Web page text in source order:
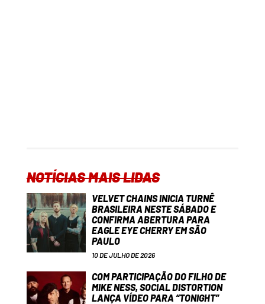
NOTÍCIAS MAIS LIDAS
VELVET CHAINS INICIA TURNÊ
BRASILEIRA NESTE SÁBADO E
CONFIRMA ABERTURA PARA
EAGLE EYE CHERRY EM SÃO
PAULO
10 DE JULHO DE 2026
COM PARTICIPAÇÃO DO FILHO DE
MIKE NESS, SOCIAL DISTORTION
LANÇA VÍDEO PARA “TONIGHT”